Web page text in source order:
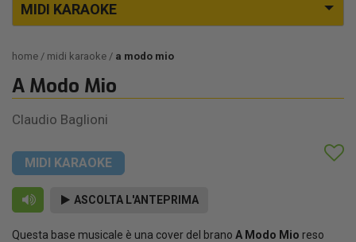
MIDI KARAOKE
home midi karaoke a modo mio
A Modo Mio
Claudio Baglioni
MIDI KARAOKE
ASCOLTA L'ANTEPRIMA
Questa base musicale è una cover del brano A Modo Mio reso